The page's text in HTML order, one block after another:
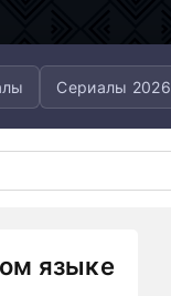
Сериалы 2026
языке